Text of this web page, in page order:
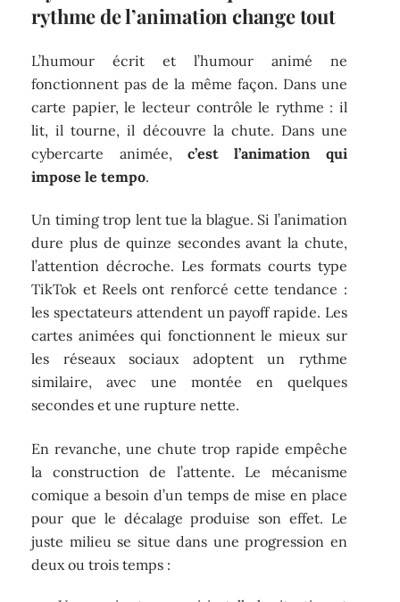
rythme de l’animation change tout
L’humour écrit et l’humour animé ne
fonctionnent pas de la même façon. Dans une
carte papier, le lecteur contrôle le rythme : il
lit, il tourne, il découvre la chute. Dans une
cybercarte animée, c’est l’animation qui
impose le tempo.
Un timing trop lent tue la blague. Si l’animation
dure plus de quinze secondes avant la chute,
l’attention décroche. Les formats courts type
TikTok et Reels ont renforcé cette tendance :
les spectateurs attendent un payoff rapide. Les
cartes animées qui fonctionnent le mieux sur
les réseaux sociaux adoptent un rythme
similaire, avec une montée en quelques
secondes et une rupture nette.
En revanche, une chute trop rapide empêche
la construction de l’attente. Le mécanisme
comique a besoin d’un temps de mise en place
pour que le décalage produise son effet. Le
juste milieu se situe dans une progression en
deux ou trois temps :